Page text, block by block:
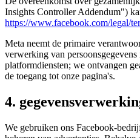
Insights Controller Addendum")
https://www.facebook.com/legal/
Meta neemt de primaire
verwerking van
platformdiensten; we ontvangen
de toegang tot onze pagina's.
4.
We gebruiken ons Facebook-